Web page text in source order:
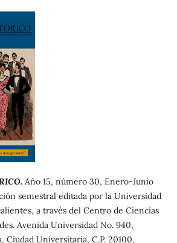
Año 15, número 30, Enero-Junio
semestral editada por la Universidad
a través del Centro de Ciencias
Avenida Universidad No. 940,
Ciudad Universitaria, C.P. 20100,